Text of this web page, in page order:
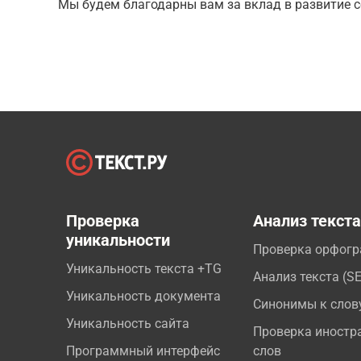
Мы будем благодарны вам за вклад в развитие
Проверка
уникальности
Уникальность текста +TG
Уникальность документа
Уникальность сайта
Программный интерфейс
Анализ текста
Проверка
Анализ текста
Синонимы к
Проверка
слов